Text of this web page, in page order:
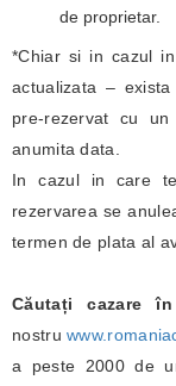
de proprietar.
*Chiar si in cazul
actualizata –
pre-rezervat cu
anumita data.
In cazul in care
rezervarea se
termen de plata al
Căutați cazare
nostru
a peste 2000 de